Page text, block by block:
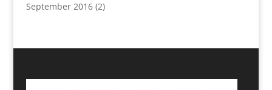
September 2016(2)